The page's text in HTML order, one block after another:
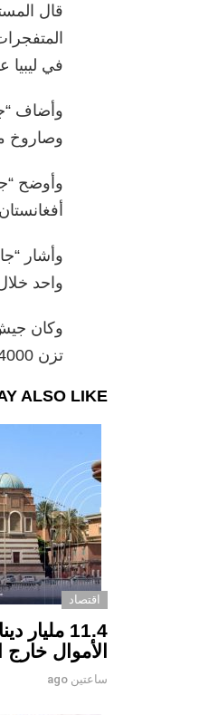
قال
في ليبيا عام
وصاروخ
وأوضح
وأشار
واحد خلال
تزن 4000 طن على غزة منذ الـ 7 من أكتوبر الجاري
ALSO LIKE
اقتصاد
الأموال
ساعتين ago